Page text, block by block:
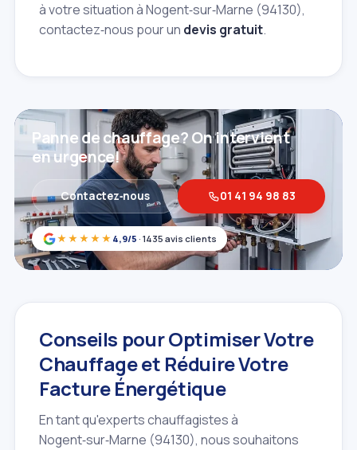
à votre situation à Nogent‑sur‑Marne (94130),
contactez‑nous pour un devis gratuit.
★★★★★ 4,9/5 · 1435 avis clients
Panne de chauffage? On intervient
en urgence!
Contactez‑nous 01 41 94 98 83
Conseils pour Optimiser Votre
Chauffage et Réduire Votre
Facture Énergétique
En tant qu'experts chauffagistes à
Nogent‑sur‑Marne (94130), nous souhaitons